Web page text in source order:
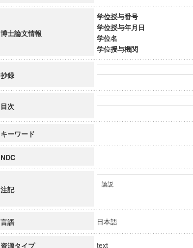
博士論文情報
学位授与番号
学位授与年月日
学位名
学位授与機関
抄録
目次
キーワード
NDC
注記
論説
言語 日本語
資源タイプ text